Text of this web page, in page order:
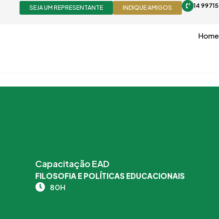
SEJA UM REPRESENTANTE INDIQUE AMIGOS 14
Home
Capacitação EAD
FILOSOFIA E POLÍTICAS EDUCACIONAIS
80H